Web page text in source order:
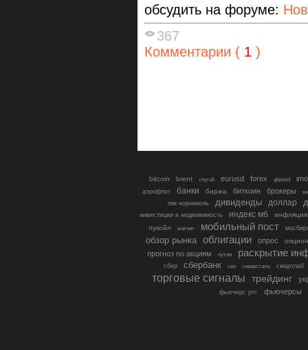
обсудить на форуме:
367
Комментарии ( 1 )
bitcoin brent cnyrub eurusd forex gbpusd
аэрофлот банки биржа биткоин брокеры
гмк норникель
дивиденды доллар
инвестиции в недвижимость индекс мб
инфляция
лукойл
магнит мобильный пост
обзор рынка облигации опрос
прогноз по акциям путин раскрытие
сбер сбербанк сво северсталь смартлаб
торговые сигналы трейдинг
фьючерс ртс фьючерсы